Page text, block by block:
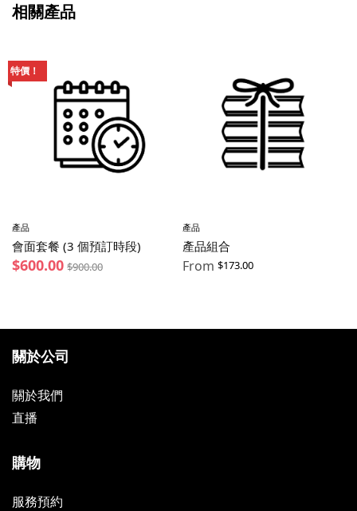
相關產品
特價！
產品
會面套餐 (3 個預訂時段)
$600.00 $900.00
產品
產品組合
From $173.00
關於公司
關於我們
直播
購物
服務預約